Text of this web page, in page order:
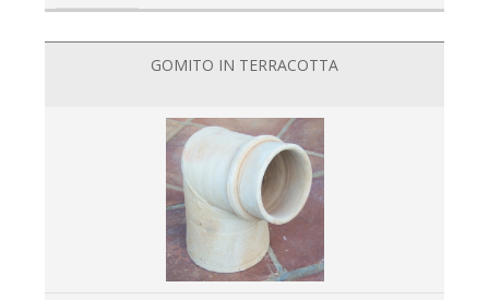
GOMITO IN TERRACOTTA